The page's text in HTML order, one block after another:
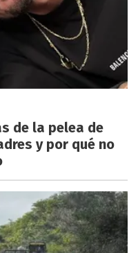
de la pelea de
y por qué no